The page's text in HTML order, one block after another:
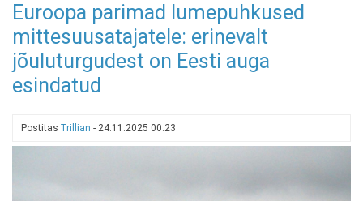
lennujaam
alustab
mastaapseima
laiendusega:
Euroopa parimad lumepuhkused
mittesuusatajatele: erinevalt
jõuluturgudest on Eesti auga
esindatud
Postitas Trillian - 24.11.2025 00:23